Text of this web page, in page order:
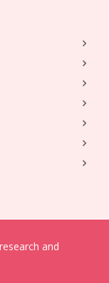
ィーバッグの方が
タヌーンティー。
で色々な種類の
and